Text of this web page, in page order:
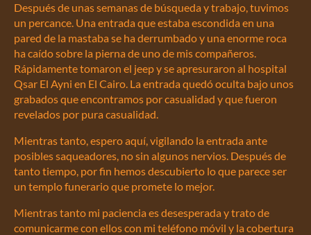
Después de unas semanas de búsqueda y trabajo, tuvimos
un percance. Una entrada que estaba escondida en una
pared de la mastaba se ha derrumbado y una enorme roca
ha caído sobre la pierna de uno de mis compañeros.
Rápidamente tomaron el jeep y se apresuraron al hospital
Qsar El Ayni en El Cairo. La entrada quedó oculta bajo unos
grabados que encontramos por casualidad y que fueron
revelados por pura casualidad.
Mientras tanto, espero aquí, vigilando la entrada ante
posibles saqueadores, no sin algunos nervios. Después de
tanto tiempo, por fin hemos descubierto lo que parece ser
un templo funerario que promete lo mejor.
Mientras tanto mi paciencia es desesperada y trato de
comunicarme con ellos con mi teléfono móvil y la cobertura